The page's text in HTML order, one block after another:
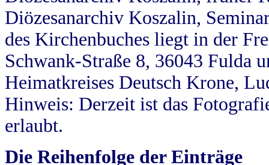
Diözesanarchiv Koszalin,
des Kirchenbuches liegt in der
Schwank-Straße 8, 36043 Fulda
Heimatkreises Deutsch Krone,
Hinweis: Derzeit ist das
erlaubt.
Die Reihenfolge der Einträge